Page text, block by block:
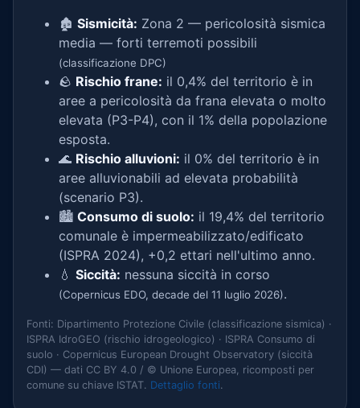
🏚️ Sismicità: Zona 2 — pericolosità sismica
media — forti terremoti possibili
(classificazione DPC)
🪨 Rischio frane: il 0,4% del territorio è in
aree a pericolosità da frana elevata o molto
elevata (P3-P4), con il 1% della popolazione
esposta.
🌊 Rischio alluvioni: il 0% del territorio è in
aree alluvionabili ad elevata probabilità
(scenario P3).
🏙️ Consumo di suolo: il 19,4% del territorio
comunale è impermeabilizzato/edificato
(ISPRA 2024), +0,2 ettari nell'ultimo anno.
💧 Siccità: nessuna siccità in corso
(Copernicus EDO, decade del 11 luglio 2026).
Fonti: Dipartimento Protezione Civile (classificazione sismica) ·
ISPRA IdroGEO (rischio idrogeologico) · ISPRA Consumo di
suolo · Copernicus European Drought Observatory (siccità
CDI) — dati CC BY 4.0 / © Unione Europea, ricomposti per
comune su chiave ISTAT. Dettaglio fonti.